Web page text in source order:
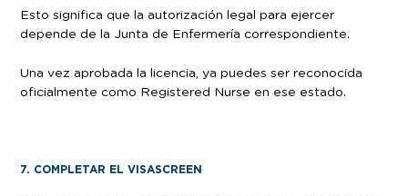
Esto significa que la autorización legal para ejercer
depende de la Junta de Enfermería correspondiente.
Una vez aprobada la licencia, ya puedes ser reconocida
oficialmente como Registered Nurse en ese estado.
7. COMPLETAR EL VISASCREEN